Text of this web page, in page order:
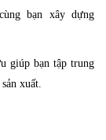
bạn xây dựng
giúp bạn tập trung
xuất.